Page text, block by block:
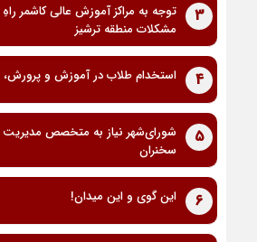
3
توجه به مراکز آموزش عالی کاشمر
مشکلات منطقه ترشیز
4 استخدام طلاب در آموزش و پرورش،
5
شورای‌شهر نیاز به متخصص مدیریت
سخنران
6 این گوی و این میدان!